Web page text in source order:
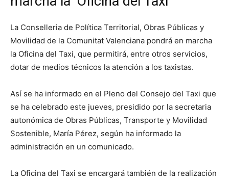
La Conselleria de Política Territorial, Obras Públicas y
Movilidad de la Comunitat Valenciana pondrá en marcha
la Oficina del Taxi, que permitirá, entre otros servicios,
dotar de medios técnicos la atención a los taxistas.
Así se ha informado en el Pleno del Consejo del Taxi que
se ha celebrado este jueves, presidido por la secretaria
autonómica de Obras Públicas, Transporte y Movilidad
Sostenible, María Pérez, según ha informado la
administración en un comunicado.
La Oficina del Taxi se encargará también de la realización